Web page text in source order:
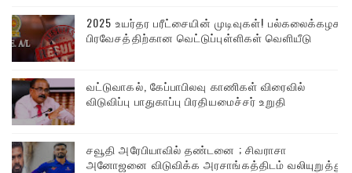
2025 உயர்தர பரீட்சையின் முடிவுகள்! பல்கலைக்கழக
பிரவேசத்திற்கான வெட்டுப்புள்ளிகள் வெளியீடு
வட்டுவாகல், கேப்பாபிலவு காணிகள் விரைவில்
விடுவிப்பு பாதுகாப்பு பிரதியமைச்சர் உறுதி
சவூதி அரேபியாவில் தண்டனை ; சிவராசா
அனோஜனை விடுவிக்க அரசாங்கத்திடம் வலியுறுத்து